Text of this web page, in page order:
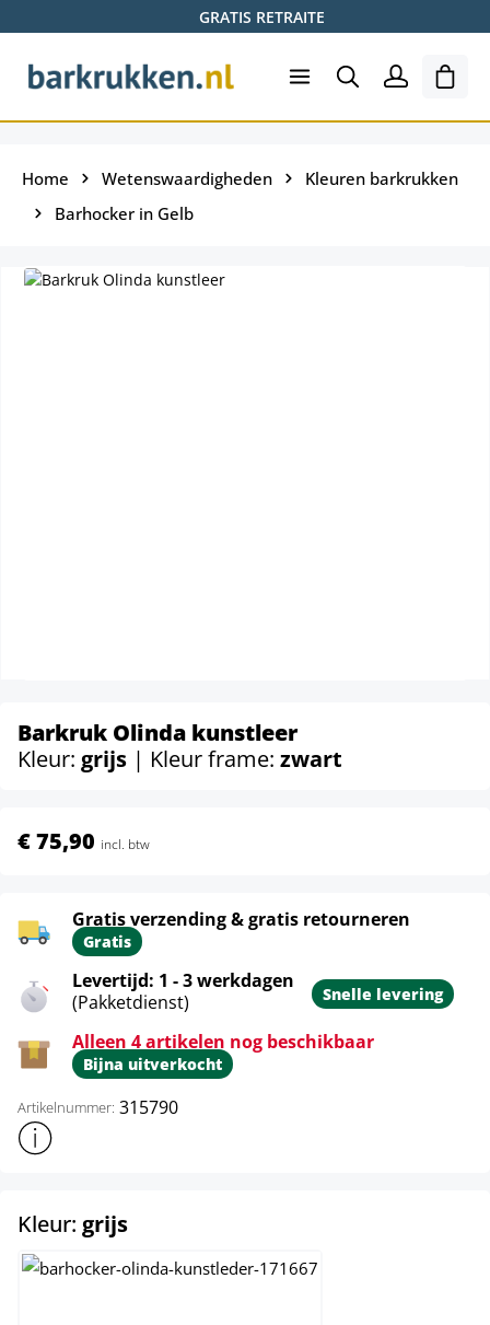
GRATIS RETRAITE
Home Wetenswaardigheden
Kleuren barkrukken
Barhocker in Gelb
Barkruk Olinda kunstleer
Kleur: grijs | Kleur frame: zwart
€ 75,90 incl. btw
Gratis verzending & gratis retourneren
Gratis
Levertijd: 1 - 3 werkdagen
(Pakketdienst)
Snelle levering
Alleen 4 artikelen nog beschikbaar
Bijna uitverkocht
Artikelnummer: 315790
Toon meer productinformatie
Kleur: grijsselect